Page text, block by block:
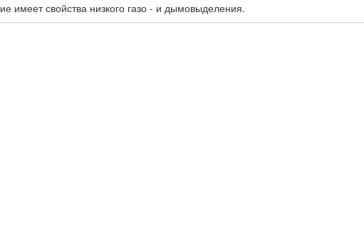
имеет свойства низкого газо - и дымовыделения.